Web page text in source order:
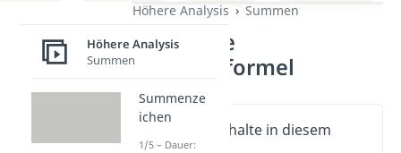
Höhere Analysis
Summen
Gaußsche
Summenformel
Wichtige Inhalte in diesem
Höhere Analysis
Summen
Summenze
ichen
1/5 – Dauer: